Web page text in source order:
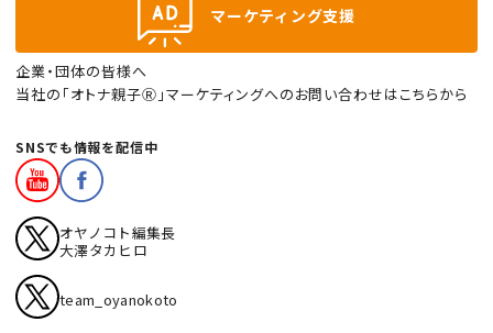
マーケティング支援
企業・団体の皆様へ
当社の「オトナ親子Ⓡ」マーケティングへのお問い合わせはこちらから
SNSでも情報を配信中
オヤノコト編集長
大澤タカヒロ
team_oyanokoto